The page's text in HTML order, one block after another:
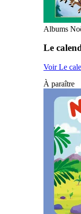
Albums
Le
Voir Le
À paraître